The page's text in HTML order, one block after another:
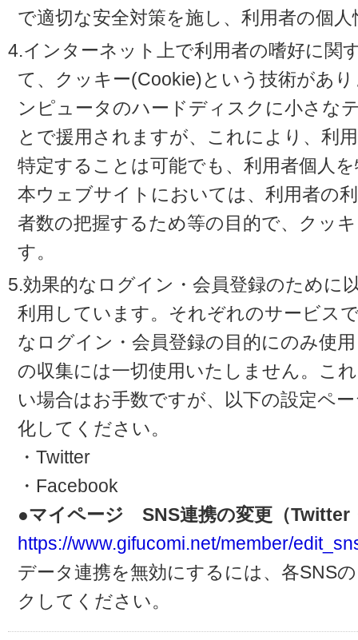
で適切な安全対策を施し、利用者の個
4.インターネット上で利用者の嗜好に関
て、クッキー(Cookie)という技術があ
ンピュータのハードディスクに小さな
とで援用されますが、これにより、利
特定することは可能でも、利用者個人
本ウェブサイトにおいては、利用者の
者数の把握するため等の目的で、クッ
す。
5.効果的なログイン・会員登録のために
利用しています。それぞれのサービス
なログイン・会員登録の目的にのみ使
の収集には一切使用いたしません。こ
い場合はお手数ですが、以下の設定ペ
化してください。
・Twitter
・Facebook
●マイページ SNS連携の変更（Twitter
https://www.gifucomi.net/member/
データ連携を無効にするには、各SNS
クしてください。